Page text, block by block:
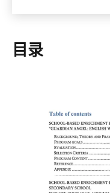
目录